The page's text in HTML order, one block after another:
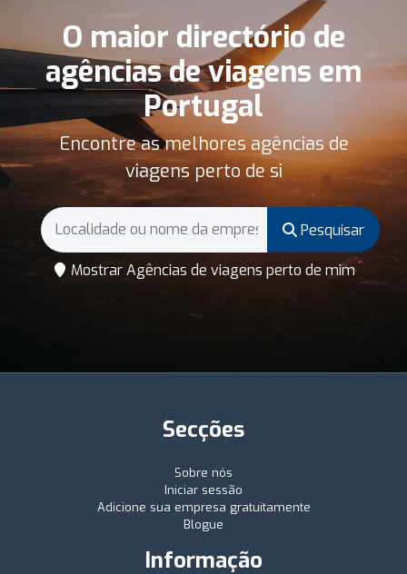
O maior directório de
agências de viagens em
Portugal
Encontre as melhores agências de
viagens perto de si
Pesquisar
Mostrar Agências de viagens perto de mim
Secções
Sobre nós
Iniciar sessão
Adicione sua empresa gratuitamente
Blogue
Informação